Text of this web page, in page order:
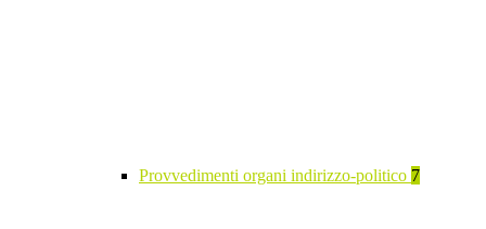
Provvedimenti organi indirizzo-politico 7